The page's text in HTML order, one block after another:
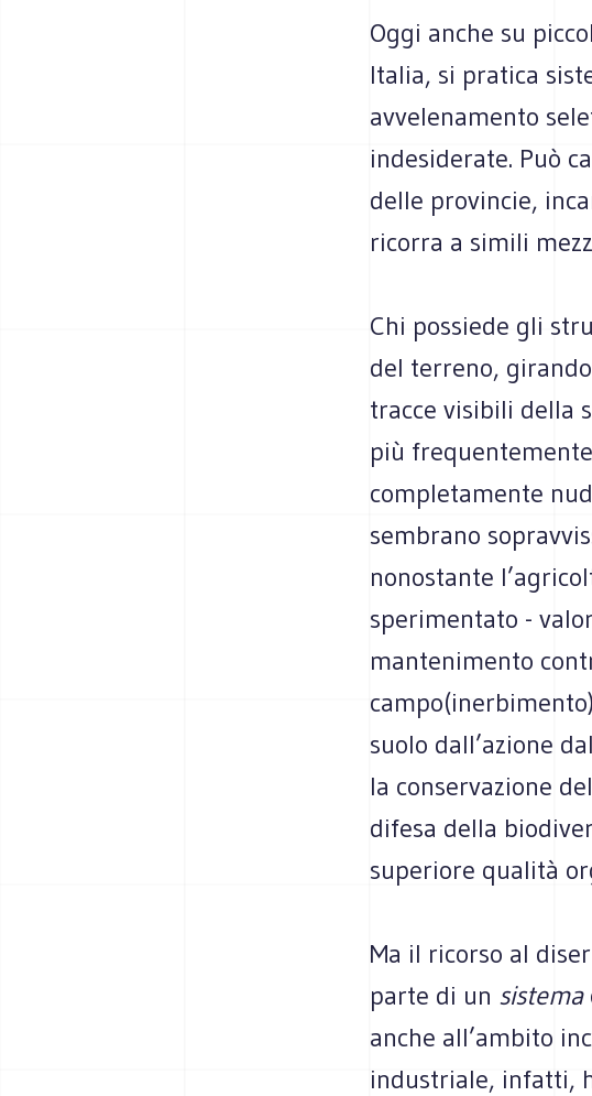
Oggi anche su
Italia, si pratica
avvelenamento
indesiderate. Può
delle provincie,
ricorra a simili
Chi possiede gli
del terreno,
tracce visibili della
più
completamente
sembrano
nonostante
sperimentato -
mantenimento
suolo dall’azione
la conservazione
difesa della
superiore qualità
Ma il ricorso al
parte di un sistema
anche all’ambito
industriale, infatti,